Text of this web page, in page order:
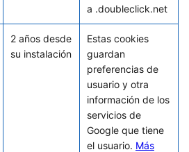
a .doubleclick.net
2 años desde
su instalación
Estas cookies
guardan
preferencias de
usuario y otra
información de los
servicios de
Google que tiene
el usuario. Más